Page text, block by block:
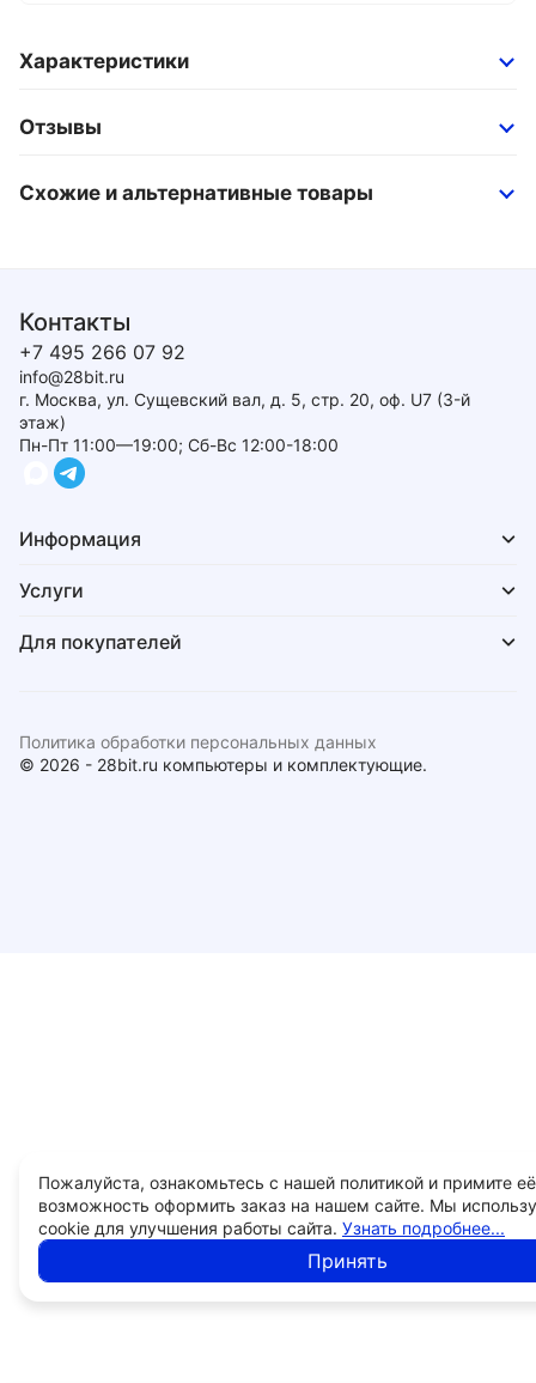
Характеристики
Отзывы
Схожие и альтернативные товары
Контакты
+7 495 266 07 92
info@28bit.ru
г. Москва, ул. Сущевский вал, д. 5, стр. 20, оф. U7 (3-й
этаж)
Пн-Пт 11:00—19:00; Сб-Вс 12:00-18:00
Информация
Услуги
Для покупателей
© 2026 - 28bit.ru компьютеры и комплектующие.
Политика обработки персональных данных
Пожалуйста, ознакомьтесь с нашей политикой и примите
возможность оформить заказ на нашем сайте. Мы
cookie для улучшения работы сайта. Узнать подробнее...
Принять